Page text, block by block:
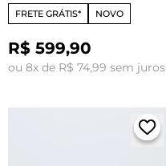
FRETE GRÁTIS* NOVO
R$ 599,90
ou 8x de R$ 74,99 sem juros